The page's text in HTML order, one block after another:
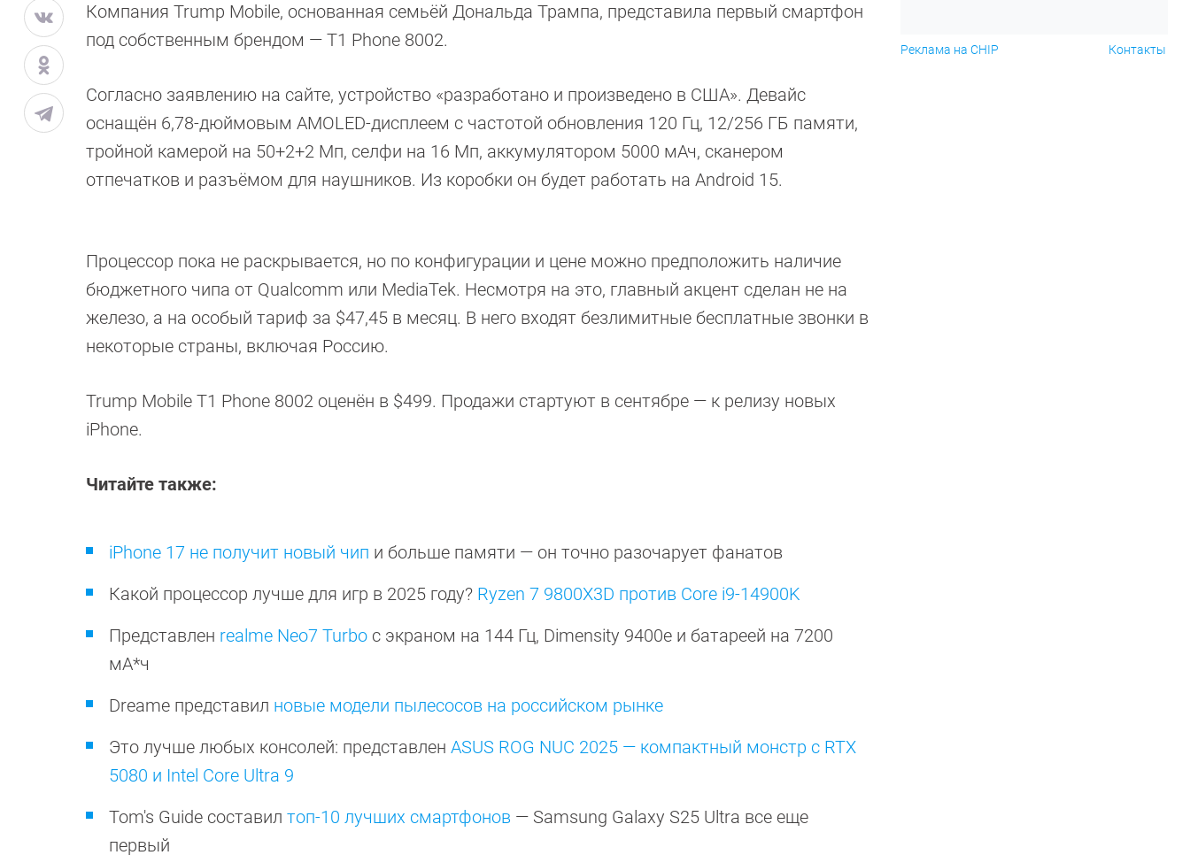
Компания Trump Mobile, основанная семьёй Дональда Трампа, представила первый смартфон
под собственным брендом — T1 Phone 8002.
Согласно заявлению на сайте, устройство «разработано и произведено в США». Девайс
оснащён 6,78-дюймовым AMOLED-дисплеем с частотой обновления 120 Гц, 12/256 ГБ памяти,
тройной камерой на 50+2+2 Мп, селфи на 16 Мп, аккумулятором 5000 мАч, сканером
отпечатков и разъёмом для наушников. Из коробки он будет работать на Android 15.
Процессор пока не раскрывается, но по конфигурации и цене можно предположить наличие
бюджетного чипа от Qualcomm или MediaTek. Несмотря на это, главный акцент сделан не на
железо, а на особый тариф за $47,45 в месяц. В него входят безлимитные бесплатные звонки в
некоторые страны, включая Россию.
Trump Mobile T1 Phone 8002 оценён в $499. Продажи стартуют в сентябре — к релизу новых
iPhone.
Читайте также:
iPhone 17 не получит новый чип и больше памяти — он точно разочарует фанатов
Какой процессор лучше для игр в 2025 году? Ryzen 7 9800X3D против Core i9-14900K
Представлен realme Neo7 Turbo с экраном на 144 Гц, Dimensity 9400e и батареей на 7200
мА*ч
Dreame представил новые модели пылесосов на российском рынке
Это лучше любых консолей: представлен ASUS ROG NUC 2025 — компактный монстр с RTX
5080 и Intel Core Ultra 9
Tom's Guide составил топ-10 лучших смартфонов — Samsung Galaxy S25 Ultra все еще
первый
Реклама на CHIP Контакты